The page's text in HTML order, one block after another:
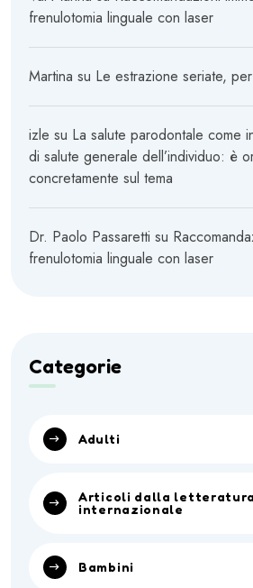
frenulotomia linguale con laser
Martina su Le estrazione seriate,
izle su La salute parodontale come
di salute generale dell’individuo: è
concretamente sul tema
Dr. Paolo Passaretti su
frenulotomia linguale con laser
Categorie
Adulti
Articoli dalla letteratura
internazionale
Bambini